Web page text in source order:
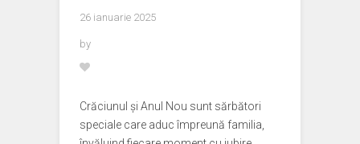
26 ianuarie 2025
by
Crăciunul și Anul Nou sunt sărbători
speciale care aduc împreună familia,